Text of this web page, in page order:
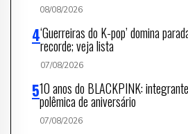
08/08/2026
‘Guerreiras do K-pop’ domina
recorde; veja lista
07/08/2026
10 anos do BLACKPINK:
polêmica de aniversário
07/08/2026